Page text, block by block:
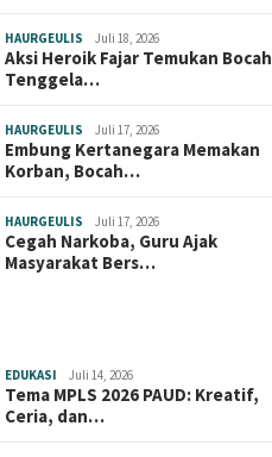
HAURGEULIS Juli 18, 2026
Aksi Heroik Fajar Temukan Bocah
Tenggela…
HAURGEULIS Juli 17, 2026
Embung Kertanegara Memakan
Korban, Bocah…
HAURGEULIS Juli 17, 2026
Cegah Narkoba, Guru Ajak
Masyarakat Bers…
EDUKASI Juli 14, 2026
Tema MPLS 2026 PAUD: Kreatif,
Ceria, dan…